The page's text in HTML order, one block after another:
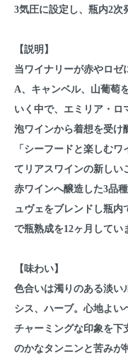
3気圧に設定し、瓶内2次
【説明】
当ワイナリーが赤やロゼ
A、キャンベル、山葡萄
いく中で、エミリア・ロ
泡ワインから着想を受け
「シーフードと楽しむ
てリアスワインの新しい
赤ワインへ醸造した3品
ュヴェをブレンドし瓶
で瓶熟成を12ヶ月してい
【味わい】
色合いは濁りのある淡い
シス、ハーブ。心地よ
チャーミングな印象を下
のかなタンニンと苦みが